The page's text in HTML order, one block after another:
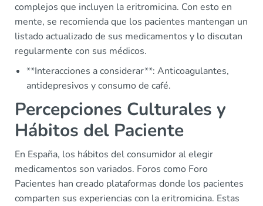
complejos que incluyen la eritromicina. Con esto en
mente, se recomienda que los pacientes mantengan un
listado actualizado de sus medicamentos y lo discutan
regularmente con sus médicos.
**Interacciones a considerar**: Anticoagulantes,
antidepresivos y consumo de café.
Percepciones Culturales y
Hábitos del Paciente
En España, los hábitos del consumidor al elegir
medicamentos son variados. Foros como Foro
Pacientes han creado plataformas donde los pacientes
comparten sus experiencias con la eritromicina. Estas